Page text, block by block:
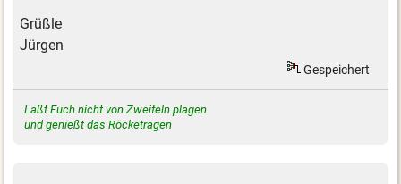
Grüßle
Jürgen
Gespeichert
Laßt Euch nicht von Zweifeln plagen
und genießt das Röcketragen